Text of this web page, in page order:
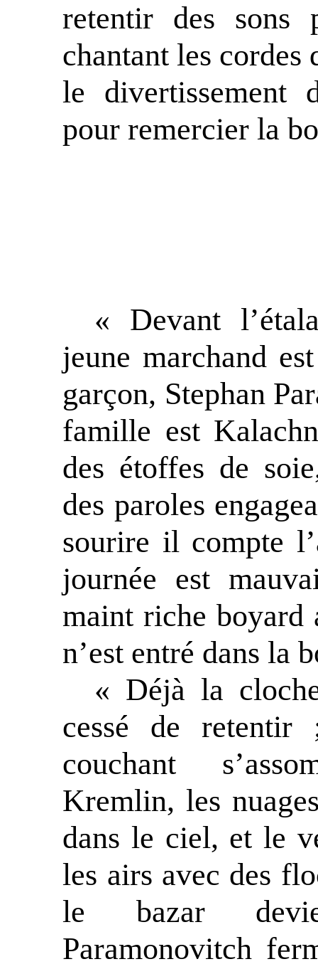
retentir des sons
chantant les cordes
le divertissement
pour remercier la
« Devant
jeune marchand
garçon, Stephan
famille est
des étoffes de
des paroles
sourire il compte
journée est
maint riche boyard
n’est entré dans la
« Déjà la
cessé de
couchant
Kremlin, les
dans le ciel, et le
les airs avec des
le bazar
Paramonovitch